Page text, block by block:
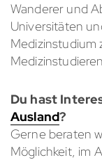
Wanderer und
Universitäten
Medizinstudium
Du hast
Ausland?
Gerne beraten
Möglichkeit, im